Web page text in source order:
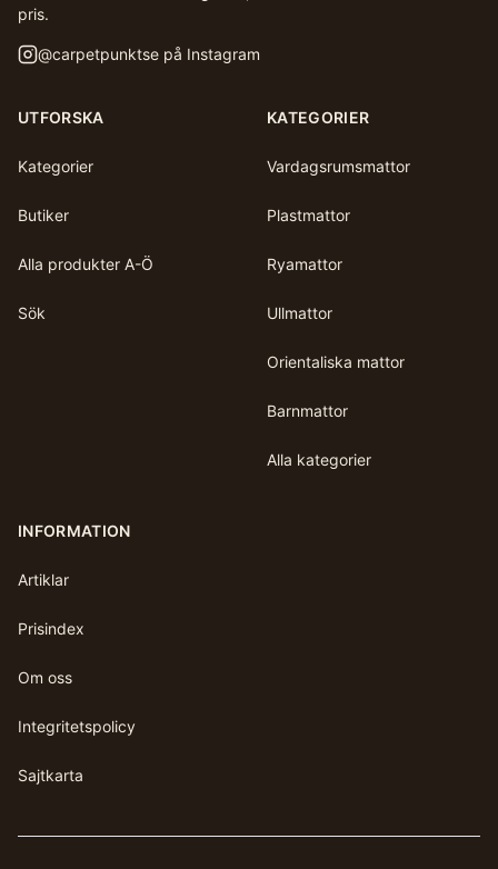
pris.
@carpetpunktse på Instagram
UTFORSKA
Kategorier
Butiker
Alla produkter A-Ö
Sök
KATEGORIER
Vardagsrumsmattor
Plastmattor
Ryamattor
Ullmattor
Orientaliska mattor
Barnmattor
Alla kategorier
INFORMATION
Artiklar
Prisindex
Om oss
Integritetspolicy
Sajtkarta